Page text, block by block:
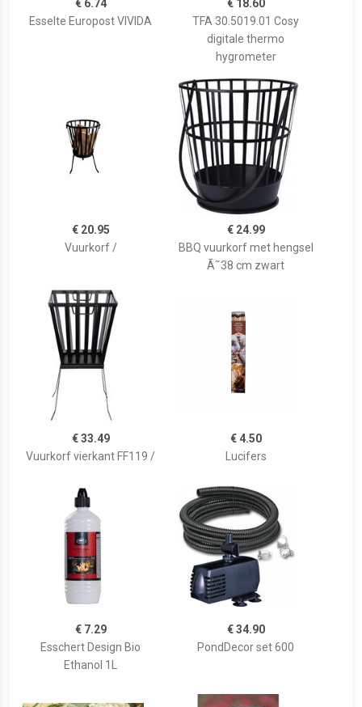
€ 6.74
Esselte Europost VIVIDA
€ 18.60
TFA 30.5019.01 Cosy
digitale thermo
hygrometer
€ 20.95
Vuurkorf /
€ 24.99
BBQ vuurkorf met hengsel
Ã˜38 cm zwart
€ 33.49
Vuurkorf vierkant FF119 /
€ 4.50
Lucifers
€ 7.29
Esschert Design Bio
Ethanol 1L
€ 34.90
PondDecor set 600